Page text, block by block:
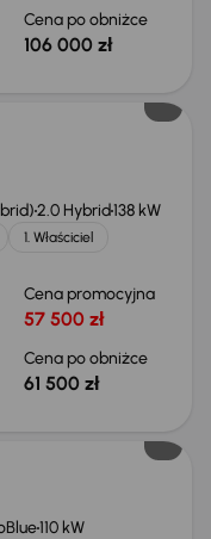
Cena po obniżce
106 000 zł
2.0 Hybrid138 kW
1. Właściciel
Cena promocyjna
57 500 zł
Cena po obniżce
61 500 zł
110 kW